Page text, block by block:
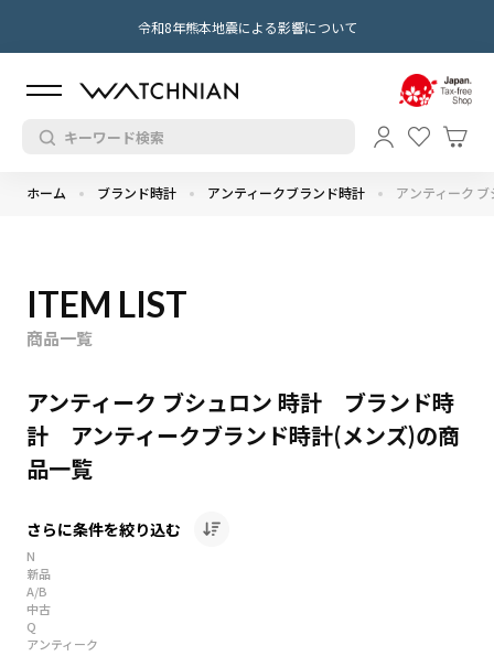
令和8年熊本地震による影響について
ホーム ブランド時計 アンティークブランド時計 アンティーク
ITEM LIST
商品一覧
アンティーク ブシュロン 時計 ブランド時
計 アンティークブランド時計(メンズ)の商
品一覧
さらに条件を絞り込む
N
新品
A/B
中古
Q
アンティーク